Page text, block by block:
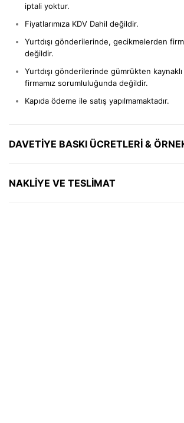
iptali yoktur.
Fiyatlarımıza KDV Dahil değildir.
Yurtdışı gönderilerinde, gecikmelerden
değildir.
Yurtdışı gönderilerinde gümrükten
firmamız sorumluluğunda değildir.
Kapıda ödeme ile satış yapılmamaktadır.
DAVETIYE BASKI ÜCRETLERI &
NAKLIYE VE TESLIMAT